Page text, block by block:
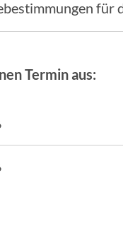
für
Termin aus: